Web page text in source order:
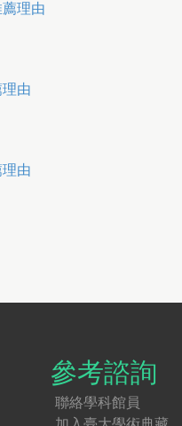
理由
由
由
參考諮詢
聯絡學科館員